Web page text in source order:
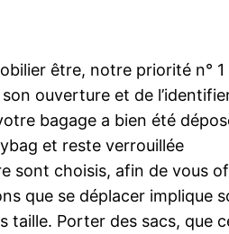
être, notre priorité n° 1
ouverture et de
bagage a bien été
et reste verrouillée
sont choisis, afin de vous
que se déplacer implique
taille. Porter des sacs, que